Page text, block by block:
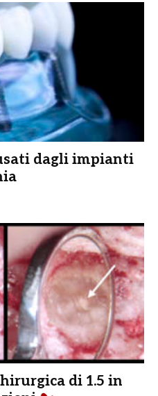
dagli impianti
di 1.5 in